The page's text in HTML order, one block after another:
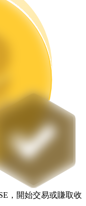
，開始交易或賺取收